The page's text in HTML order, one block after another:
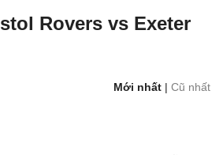
Rovers vs Exeter
Mới nhất | Cũ nhất